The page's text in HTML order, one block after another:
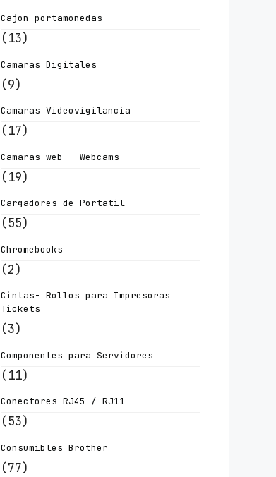
Cajon portamonedas
(13)
Camaras Digitales
(9)
Camaras Videovigilancia
(17)
Camaras web - Webcams
(19)
Cargadores de Portatil
(55)
Chromebooks
(2)
Cintas- Rollos para Impresoras
Tickets
(3)
Componentes para Servidores
(11)
Conectores RJ45 / RJ11
(53)
Consumibles Brother
(77)